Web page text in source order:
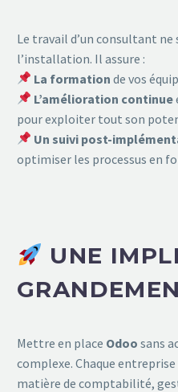
Le travail d’un consultant ne
l’installation. Il assure :
La formation de vos
L’amélioration continue
pour exploiter tout son
Un suivi post-
optimiser les processus en
UNE
Mettre en place Odoo sans
complexe. Chaque
matière de comptabilité,